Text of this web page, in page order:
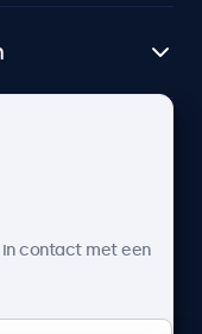
contact met een